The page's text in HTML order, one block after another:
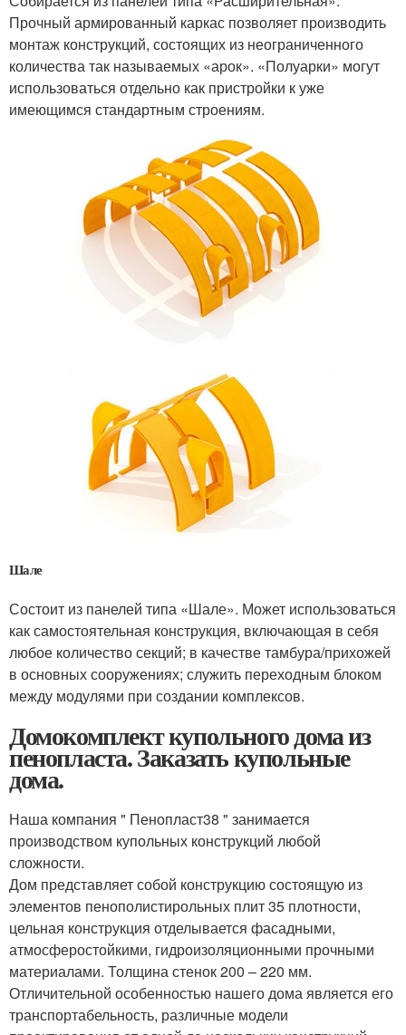
Прочный армированный каркас позволяет производить
монтаж конструкций, состоящих из неограниченного
количества так называемых «арок». «Полуарки» могут
использоваться отдельно как пристройки к уже
имеющимся стандартным строениям.
Шале
Состоит из панелей типа «Шале». Может использоваться
как самостоятельная конструкция, включающая в себя
любое количество секций; в качестве тамбура/прихожей
в основных сооружениях; служить переходным блоком
между модулями при создании комплексов.
Домокомплект купольного дома из
пенопласта. Заказать купольные
дома.
Наша компания " Пенопласт38 " занимается
производством купольных конструкций любой
сложности.
Дом представляет собой конструкцию состоящую из
элементов пенополистирольных плит 35 плотности,
цельная конструкция отделывается фасадными,
атмосферостойкими, гидроизоляционными прочными
материалами. Толщина стенок 200 – 220 мм.
Отличительной особенностью нашего дома является его
транспортабельность, различные модели